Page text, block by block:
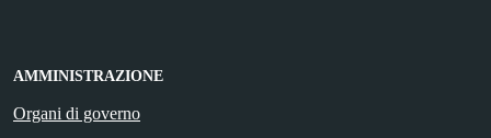
AMMINISTRAZIONE
Organi di governo